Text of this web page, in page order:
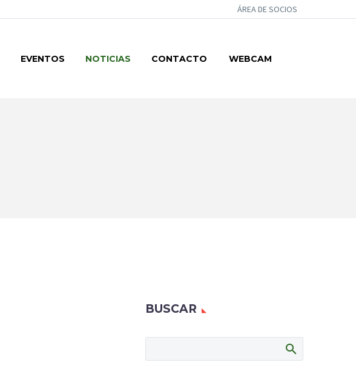
ÁREA DE SOCIOS
EVENTOS NOTICIAS CONTACTO WEBCAM
BUSCAR